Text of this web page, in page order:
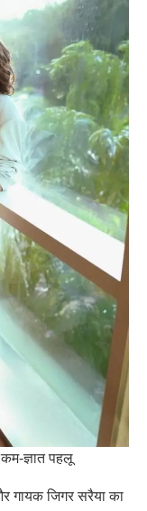
ज्ञात पहलू
गायक जिगर सरैया का